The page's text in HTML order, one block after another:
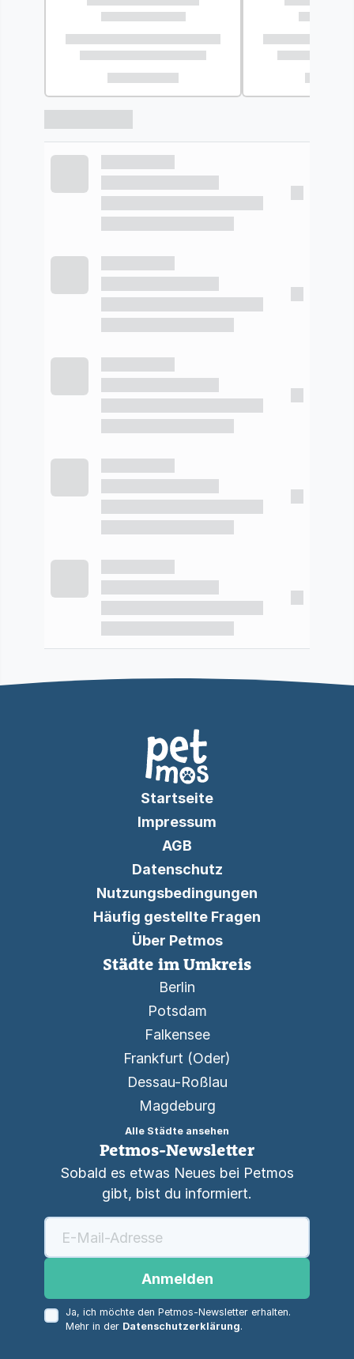
Startseite
Impressum
AGB
Datenschutz
Nutzungsbedingungen
Häufig gestellte Fragen
Über Petmos
Städte im Umkreis
Berlin
Potsdam
Falkensee
Frankfurt (Oder)
Dessau-Roßlau
Magdeburg
Alle Städte ansehen
Petmos-Newsletter
Sobald es etwas Neues bei Petmos
gibt, bist du informiert.
Anmelden
Ja, ich möchte den Petmos-Newsletter erhalten.
Mehr in der Datenschutzerklärung.